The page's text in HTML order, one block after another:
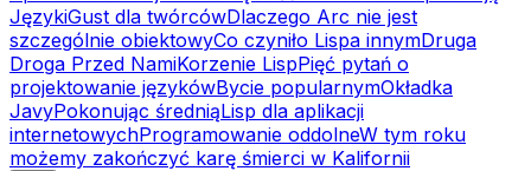
JęzykiGust dla twórcówDlaczego Arc nie jest
szczególnie obiektowyCo czyniło Lispa innymDruga
Droga Przed NamiKorzenie LispPięć pytań o
projektowanie językówBycie popularnymOkładka
JavyPokonując średniąLisp dla aplikacji
internetowychProgramowanie oddolneW tym roku
możemy zakończyć karę śmierci w Kalifornii